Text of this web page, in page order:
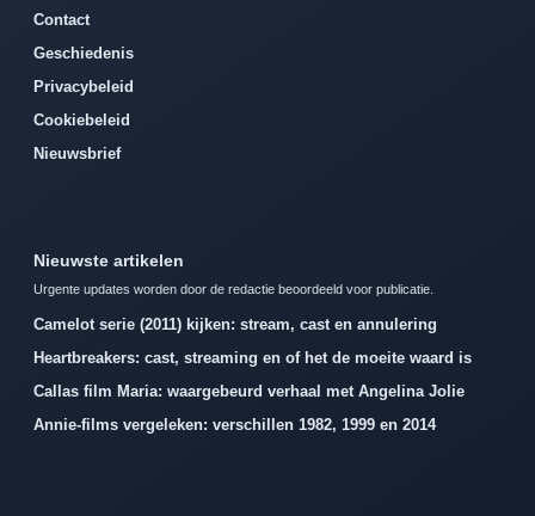
Contact
Geschiedenis
Privacybeleid
Cookiebeleid
Nieuwsbrief
Nieuwste artikelen
Urgente updates worden door de redactie beoordeeld voor publicatie.
Camelot serie (2011) kijken: stream, cast en annulering
Heartbreakers: cast, streaming en of het de moeite waard is
Callas film Maria: waargebeurd verhaal met Angelina Jolie
Annie-films vergeleken: verschillen 1982, 1999 en 2014